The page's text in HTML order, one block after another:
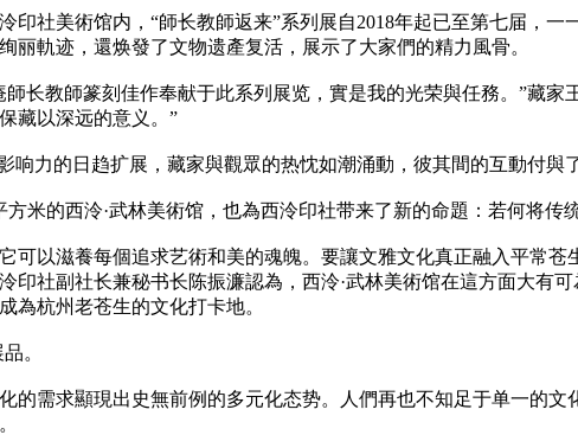
印社美術馆内，“師长教師返来”系列展自2018年起已至第七届，
丽軌迹，還焕發了文物遗產复活，展示了大家們的精力風骨。
长教師篆刻佳作奉献于此系列展览，實是我的光荣與任務。”藏
藏以深远的意义。”
响力的日趋扩展，藏家與觀眾的热忱如潮涌動，彼其間的互動付
米的西泠·武林美術馆，也為西泠印社带来了新的命題：若何将传
可以滋養每個追求艺術和美的魂魄。要讓文雅文化真正融入平常
印社副社长兼秘书长陈振濂認為，西泠·武林美術馆在這方面大有
為杭州老苍生的文化打卡地。
。
的需求顯現出史無前例的多元化态势。人們再也不知足于单一的